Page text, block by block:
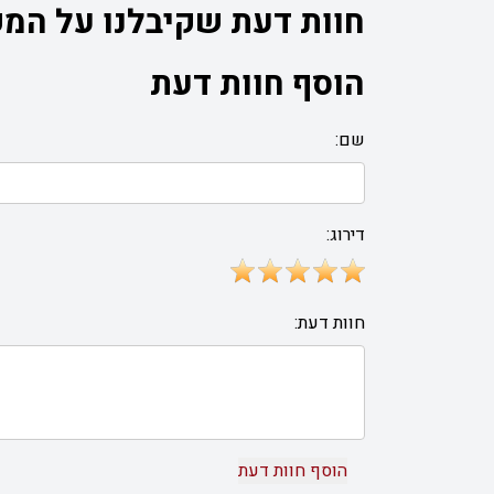
חוות דעת שקיבלנו על
הוסף חוות דעת
שם:
דירוג:
חוות דעת: